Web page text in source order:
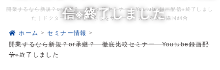
信※終了しました
開業するなら新規？or承継？ 徹底比較セミナー Youtube録画配信※終了しまし
た｜ドクターの医業と暮らしをサポート｜大阪府医師協同組合
ホーム
セミナー情報
開業するなら新規？or承継？ 徹底比較セミナー Youtube録画配
信※終了しました